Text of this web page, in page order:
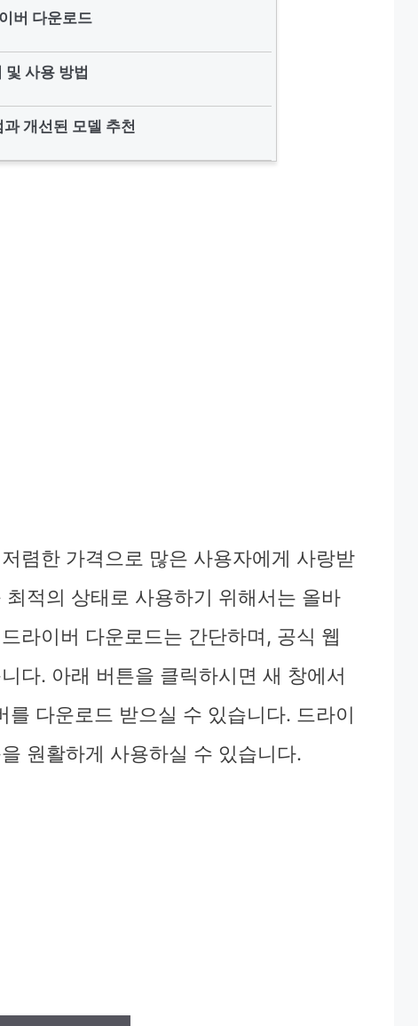
버 다운로드
및 사용 방법
개선된 모델 추천
렴한 가격으로 많은 사용자에게 사랑받
적의 상태로 사용하기 위해서는 올바
라이버 다운로드는 간단하며, 공식 웹
다. 아래 버튼을 클릭하시면 새 창에서
다운로드 받으실 수 있습니다. 드라이
원활하게 사용하실 수 있습니다.